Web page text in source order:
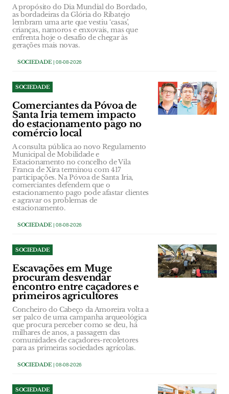
A propósito do Dia Mundial do Bordado,
as bordadeiras da Glória do Ribatejo
lembram uma arte que vestiu ‘casas’,
crianças, namoros e enxovais, mas que
enfrenta hoje o desafio de chegar às
gerações mais novas.
SOCIEDADE| 08-08-2026
SOCIEDADE
Comerciantes da Póvoa de
Santa Iria temem impacto
do estacionamento pago no
comércio local
A consulta pública ao novo Regulamento
Municipal de Mobilidade e
Estacionamento no concelho de Vila
Franca de Xira terminou com 417
participações. Na Póvoa de Santa Iria,
comerciantes defendem que o
estacionamento pago pode afastar clientes
e agravar os problemas de
estacionamento.
SOCIEDADE| 08-08-2026
SOCIEDADE
Escavações em Muge
procuram desvendar
encontro entre caçadores e
primeiros agricultores
Concheiro do Cabeço da Amoreira volta a
ser palco de uma campanha arqueológica
que procura perceber como se deu, há
milhares de anos, a passagem das
comunidades de caçadores-recoletores
para as primeiras sociedades agrícolas.
SOCIEDADE| 08-08-2026
SOCIEDADE